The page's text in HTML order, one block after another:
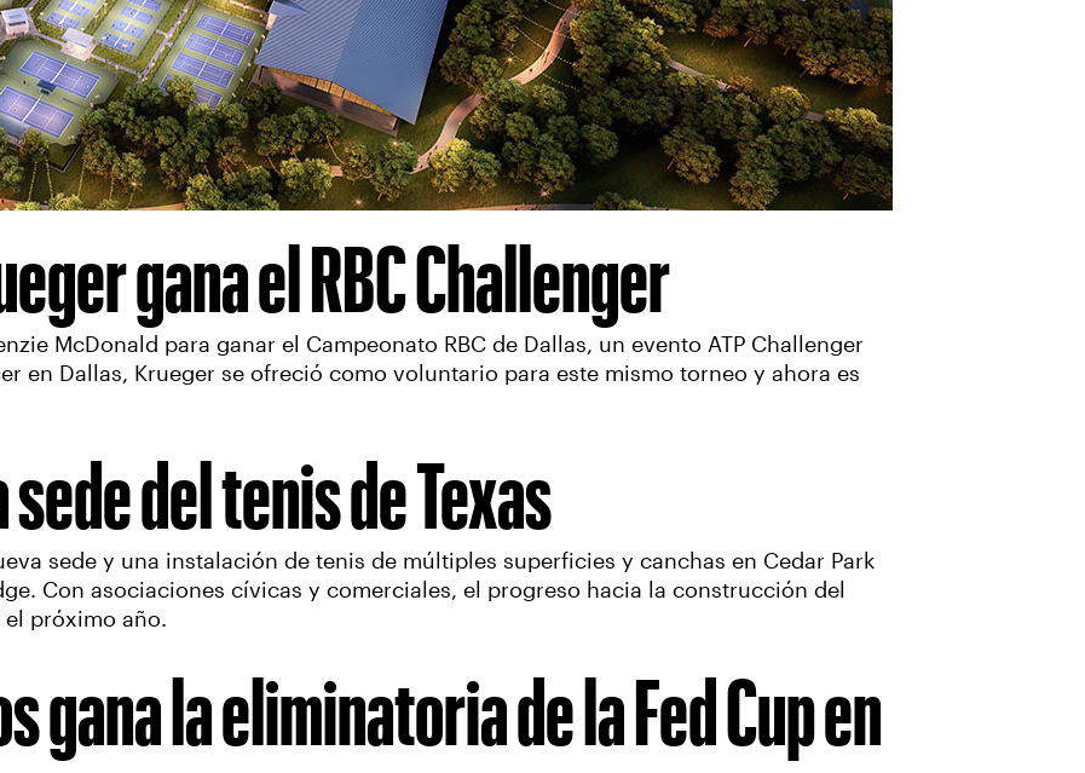
gana el RBC Challenger
McDonald para ganar el Campeonato RBC de Dallas, un evento ATP Challenger
en Dallas, Krueger se ofreció como voluntario para este mismo torneo y ahora es
del tenis de Texas
sede y una instalación de tenis de múltiples superficies y canchas en Cedar Park
Con asociaciones cívicas y comerciales, el progreso hacia la construcción del
el próximo año.
gana la eliminatoria de la Fed Cup en